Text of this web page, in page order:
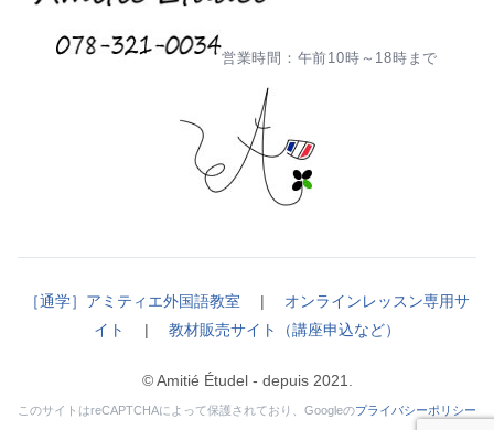
営業時間：午前10時～18時まで
［通学］アミティエ外国語教室 | オンラインレッスン専用サ
イト
| 教材販売サイト（講座申込など）
© Amitié Étudel - depuis 2021.
このサイトはreCAPTCHAによって保護されており、Googleのプライバシーポリシー